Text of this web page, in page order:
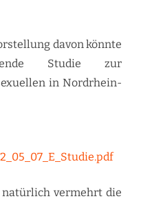
davon könnte
Studie zur
in Nordrhein-
vermehrt die